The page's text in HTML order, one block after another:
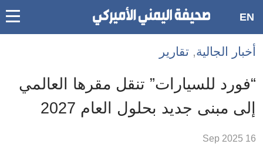
Accessibility
links
الرئيسي
الأقسام
EN
أخبار الجالية, تقارير
“فورد للسيارات” تنقل مقرها العالمي
إلى مبنى جديد بحلول العام 2027
16 Sep 2025